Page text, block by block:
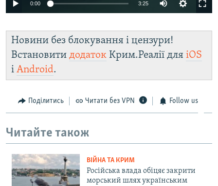
480p
0:00 3:25
360p
480p
Новини без блокування і цензури!
Встановити додаток Крим.Реалії для iOS
і Android.
Поділитись Читати без VPN Follow us
Читайте також
ВІЙНА ТА КРИМ
Російська влада обіцяє закрити
морський шлях українським